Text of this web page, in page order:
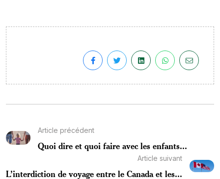
Article précédent
Quoi dire et quoi faire avec les enfants...
Article suivant
L’interdiction de voyage entre le Canada et les...